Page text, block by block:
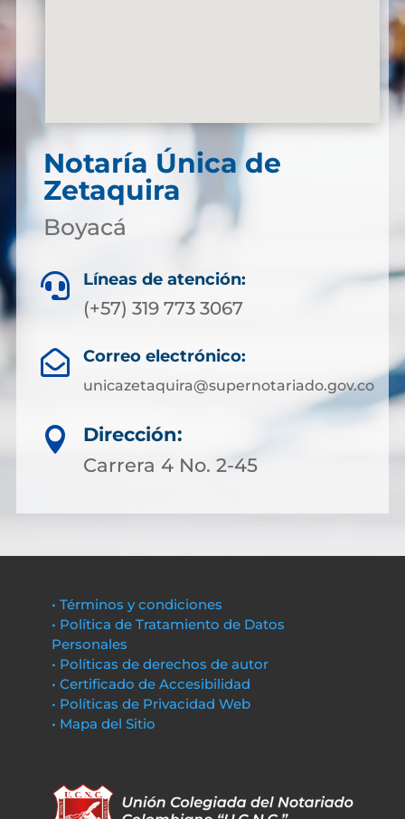
Notaría Única de
Zetaquira
Boyacá
 Líneas de atención:
(+57) 319 773 3067
 Correo electrónico:
unicazetaquira@supernotariado.gov.co

Dirección:
Carrera 4 No. 2-45
• Términos y condiciones
• Política de Tratamiento de Datos
Personales
• Políticas de derechos de autor
• Certificado de Accesibilidad
• Políticas de Privacidad Web
• Mapa del Sitio